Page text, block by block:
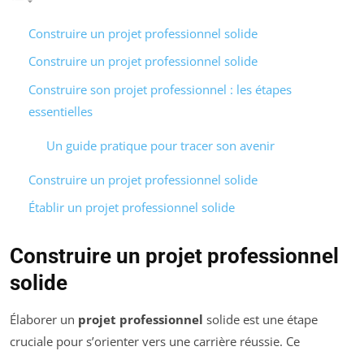
Construire un projet professionnel solide
Construire un projet professionnel solide
Construire son projet professionnel : les étapes
essentielles
Un guide pratique pour tracer son avenir
Construire un projet professionnel solide
Établir un projet professionnel solide
Construire un projet professionnel
solide
Élaborer un projet professionnel solide est une étape
cruciale pour s’orienter vers une carrière réussie. Ce